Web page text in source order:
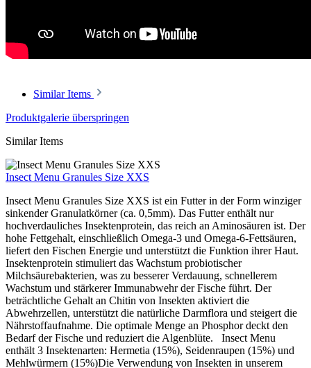
Similar Items
Produktgalerie überspringen
Similar Items
Insect Menu Granules Size XXS
Insect Menu Granules Size XXS ist ein Futter in der Form winziger
sinkender Granulatkörner (ca. 0,5mm). Das Futter enthält nur
hochverdauliches Insektenprotein, das reich an Aminosäuren ist. Der
hohe Fettgehalt, einschließlich Omega-3 und Omega-6-Fettsäuren,
liefert den Fischen Energie und unterstützt die Funktion ihrer Haut.
Insektenprotein stimuliert das Wachstum probiotischer
Milchsäurebakterien, was zu besserer Verdauung, schnellerem
Wachstum und stärkerer Immunabwehr der Fische führt. Der
beträchtliche Gehalt an Chitin von Insekten aktiviert die
Abwehrzellen, unterstützt die natürliche Darmflora und steigert die
Nährstoffaufnahme. Die optimale Menge an Phosphor deckt den
Bedarf der Fische und reduziert die Algenblüte. Insect Menu
enthält 3 Insektenarten: Hermetia (15%), Seidenraupen (15%) und
Mehlwürmern (15%)Die Verwendung von Insekten in unserem